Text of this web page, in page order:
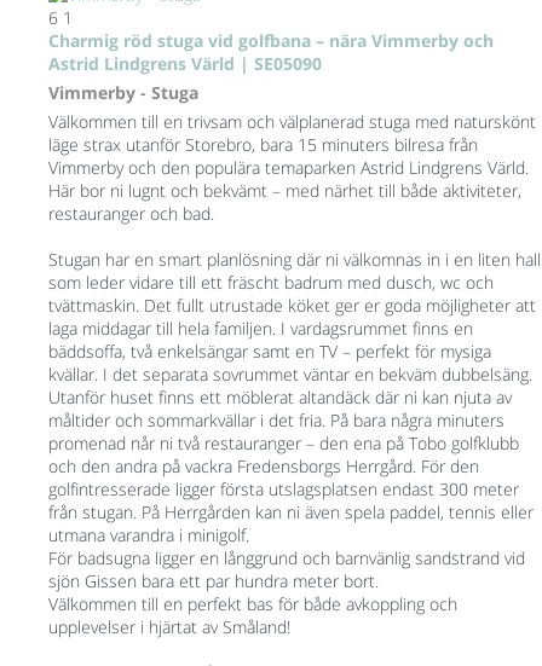
6 1
Charmig röd stuga vid golfbana – nära Vimmerby och
Astrid Lindgrens Värld | SE05090
Vimmerby - Stuga
Välkommen till en trivsam och välplanerad stuga med naturskönt
läge strax utanför Storebro, bara 15 minuters bilresa från
Vimmerby och den populära temaparken Astrid Lindgrens Värld.
Här bor ni lugnt och bekvämt – med närhet till både aktiviteter,
restauranger och bad.
Stugan har en smart planlösning där ni välkomnas in i en liten hall
som leder vidare till ett fräscht badrum med dusch, wc och
tvättmaskin. Det fullt utrustade köket ger er goda möjligheter att
laga middagar till hela familjen. I vardagsrummet finns en
bäddsoffa, två enkelsängar samt en TV – perfekt för mysiga
kvällar. I det separata sovrummet väntar en bekväm dubbelsäng.
Utanför huset finns ett möblerat altandäck där ni kan njuta av
måltider och sommarkvällar i det fria. På bara några minuters
promenad når ni två restauranger – den ena på Tobo golfklubb
och den andra på vackra Fredensborgs Herrgård. För den
golfintresserade ligger första utslagsplatsen endast 300 meter
från stugan. På Herrgården kan ni även spela paddel, tennis eller
utmana varandra i minigolf.
För badsugna ligger en långgrund och barnvänlig sandstrand vid
sjön Gissen bara ett par hundra meter bort.
Välkommen till en perfekt bas för både avkoppling och
upplevelser i hjärtat av Småland!